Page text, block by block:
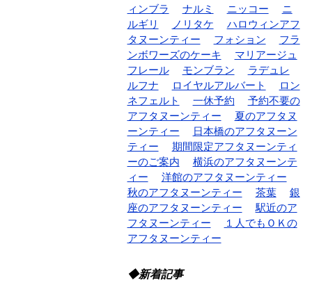
ィンブラ
ナルミ ニッコー
ニ
ルギリ
ノリタケ
ハロウィンアフ
タヌーンティー
フォション
フラ
ンボワーズのケーキ
マリアージュ
フレール
モンブラン
ラデュレ
ルフナ
ロイヤルアルバート
ロン
ネフェルト
一休予約
予約不要の
アフタヌーンティー
夏のアフタヌ
ーンティー
日本橋のアフタヌーン
ティー
期間限定アフタヌーンティ
ーのご案内
横浜のアフタヌーンテ
ィー
洋館のアフタヌーンティー
秋のアフタヌーンティー
茶葉
銀
座のアフタヌーンティー
駅近のア
フタヌーンティー
１人でもＯＫの
アフタヌーンティー
◆新着記事